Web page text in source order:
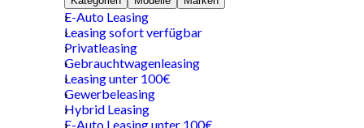
E-Auto Leasing
Leasing sofort verfügbar
Privatleasing
Gebrauchtwagenleasing
Leasing unter 100€
Gewerbeleasing
Hybrid Leasing
E-Auto Leasing unter 100€